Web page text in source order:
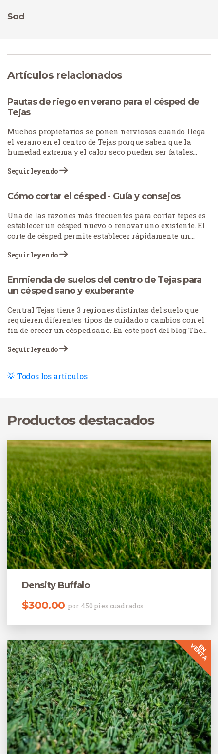
Sod
Artículos relacionados
Todos los artículos
Pautas de riego en verano para el césped de
Tejas
Muchos propietarios se ponen nerviosos cuando llega
el verano en el centro de Tejas porque saben que la
humedad extrema y el calor seco pueden ser fatales
regado es esencial para que se mantenga verde...
Seguir leyendo
Cómo cortar el césped - Guía y consejos
Una de las razones más frecuentes para cortar tepes es
establecer un césped nuevo o renovar uno existente. El
corte de césped permite establecer rápidamente un
crecer.
Seguir leyendo
Enmienda de suelos del centro de Tejas para
un césped sano y exuberante
Central Tejas tiene 3 regiones distintas del suelo que
requieren diferentes tipos de cuidado o cambios con el
fin de crecer un césped sano. En este post del blog The
Central Tejas cómo enmendar su suelo para asegurar el
Seguir leyendo
Productos destacados
Density Buffalo
$300.00 por 450 pies cuadrados